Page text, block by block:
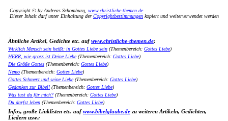
Copyright © by Andreas Schomburg, www.christliche-themen.de
Dieser Inhalt darf unter Einhaltung der Copyrightbestimmungen kopiert und weiterverwendet werden
Ähnliche Artikel, Gedichte etc. aufwww.christliche-themen.de:
Wirklich Mensch sein heißt: in Gottes Liebe sein (Themenbereich: Gottes Liebe)
HERR, wie gross ist Deine Liebe(Themenbereich: Gottes Liebe)
Die Größe Gottes (Themenbereich: Gottes Liebe)
Nemo (Themenbereich: Gottes Liebe)
Gottes Schmerz und seine Liebe(Themenbereich: Gottes Liebe)
Gedanken zur Bibel! (Themenbereich: Gottes Liebe)
Was tust du für mich? (Themenbereich: Gottes Liebe)
Du darfst leben (Themenbereich: Gottes Liebe)
Infos, große Linklisten etc. aufwww.bibelglaube.de zu weiteren Artikeln, Gedichten,
Liedern usw.: